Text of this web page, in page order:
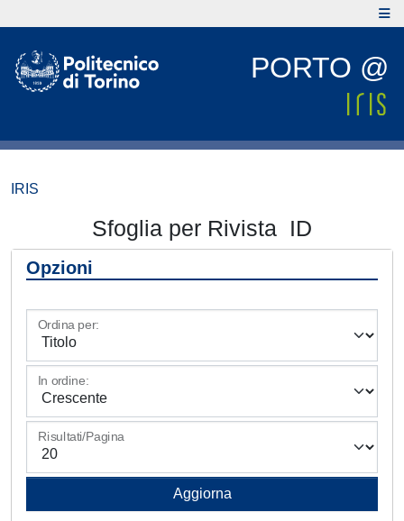
PORTO @
IRIS
Sfoglia per Rivista ID
Opzioni
Ordina per:
In ordine:
Risultati/Pagina